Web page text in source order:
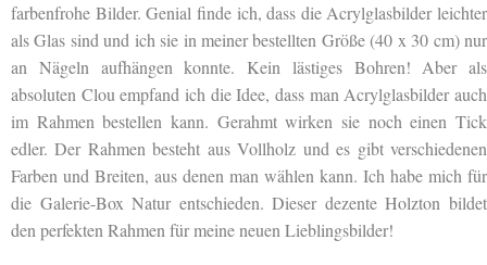
farbenfrohe Bilder. Genial finde ich, dass die Acrylglasbilder leichter
als Glas sind und ich sie in meiner bestellten Größe (40 x 30 cm) nur
an Nägeln aufhängen konnte. Kein lästiges Bohren! Aber als
absoluten Clou empfand ich die Idee, dass man Acrylglasbilder auch
im Rahmen bestellen kann. Gerahmt wirken sie noch einen Tick
edler. Der Rahmen besteht aus Vollholz und es gibt verschiedenen
Farben und Breiten, aus denen man wählen kann. Ich habe mich für
die Galerie-Box Natur entschieden. Dieser dezente Holzton bildet
den perfekten Rahmen für meine neuen Lieblingsbilder!